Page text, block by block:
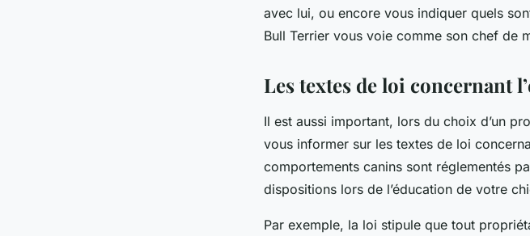
avec lui, ou encore vous indiquer quels
Bull Terrier vous voie comme son chef de
Les textes de loi concernant
Il est aussi important, lors du choix d’un
vous informer sur les textes de loi
comportements canins sont réglementés
dispositions lors de l’éducation de votre
Par exemple, la loi stipule que tout